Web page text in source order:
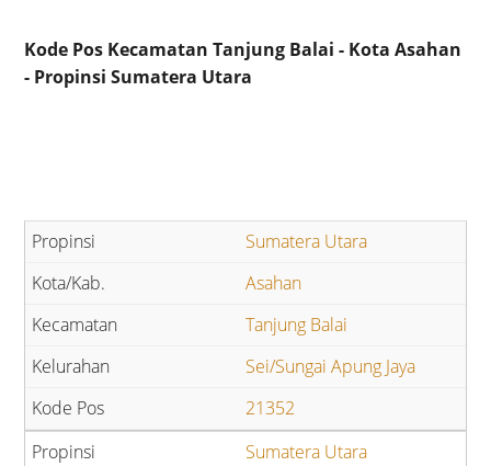
Kode Pos Kecamatan Tanjung Balai - Kota Asahan
- Propinsi Sumatera Utara
Sumatera Utara
Asahan
Tanjung Balai
Sei/Sungai Apung Jaya
21352
Sumatera Utara